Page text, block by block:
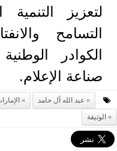
لتعزيز
التسامح
الكوادر
صناعة الإعلام.
عبد الله آل حامد
الوثيقة